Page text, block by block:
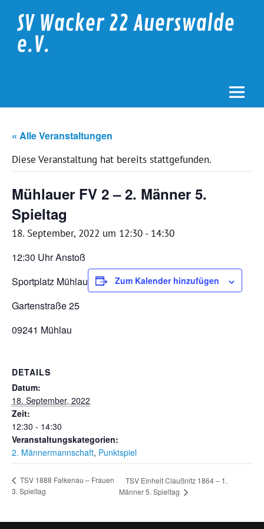
contentSV Wacker 22 Auerswalde
e.V.
« Alle Veranstaltungen
Diese Veranstaltung hat bereits stattgefunden.
Mühlauer FV 2 – 2. Männer 5.
Spieltag
18. September, 2022 um 12:30 - 14:30
12:30 Uhr Anstoß
Sportplatz Mühlau
Gartenstraße 25
09241 Mühlau
Zum Kalender hinzufügen
DETAILS
Datum:
18. September, 2022
Zeit:
12:30 - 14:30
Veranstaltungskategorien:
2. Männermannschaft, Punktspiel
TSV 1888 Falkenau – Frauen
3. Spieltag
TSV Einheit Claußnitz 1864 – 1.
Männer 5. Spieltag